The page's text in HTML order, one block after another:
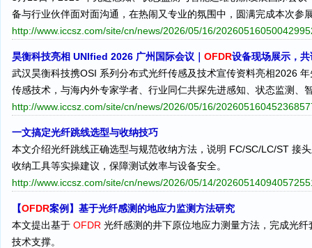
备与行业伙伴面对面沟通，在热闹又专业的氛围中，圆满完成本次参
http://www.iccsz.com/site/cn/news/2026/05/16/
昊衡科技亮相 UNIfied 2026 广州国际会议｜ OFDR设备现场展示，
武汉昊衡科技携OSI 系列分布式光纤传感及技术宣传资料亮相2026
传感技术，与海内外专家学者、行业同仁共探先进感知、状态监测、
http://www.iccsz.com/site/cn/news/2026/05/16/
一文搞定光纤跳线选型与收纳技巧
本文介绍光纤跳线正确选型与规范收纳方法，说明 FC/SC/LC/ST 接
收纳工具等实操建议，保障测试效率与设备安全。
http://www.iccsz.com/site/cn/news/2026/05/14/
【OFDR案例】基于光纤感测的地应力监测方法研究
本文提出基于 OFDR 光纤感测的井下原位地应力测量方法，完成光
技术支撑。